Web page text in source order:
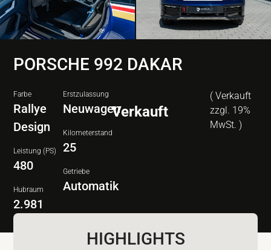
PORSCHE 992 DAKAR
Farbe
Rallye
Design
Leistung (PS)
480
Hubraum
2.981
Erstzulassung
Neuwagen
Kilometerstand
25
Getriebe
Automatik
Verkauft
( Verkauft
zzgl. 19%
MwSt. )
HIGHLIGHTS